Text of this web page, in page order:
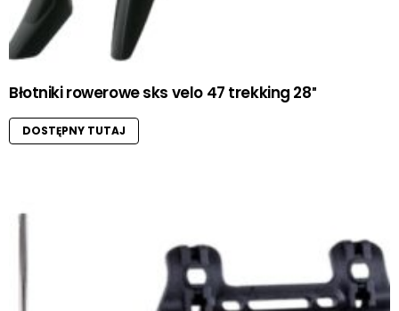
Błotniki rowerowe sks velo 47 trekking 28″
DOSTĘPNY TUTAJ